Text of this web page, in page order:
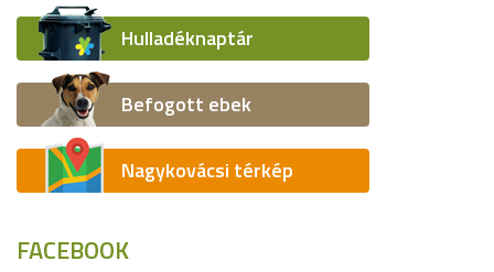
Hulladéknaptár
Befogott ebek
Nagykovácsi térkép
FACEBOOK